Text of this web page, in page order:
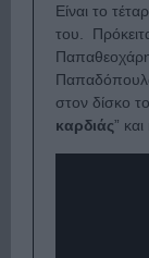
Είναι το
του.
στον δίσκο
καρδιάς”